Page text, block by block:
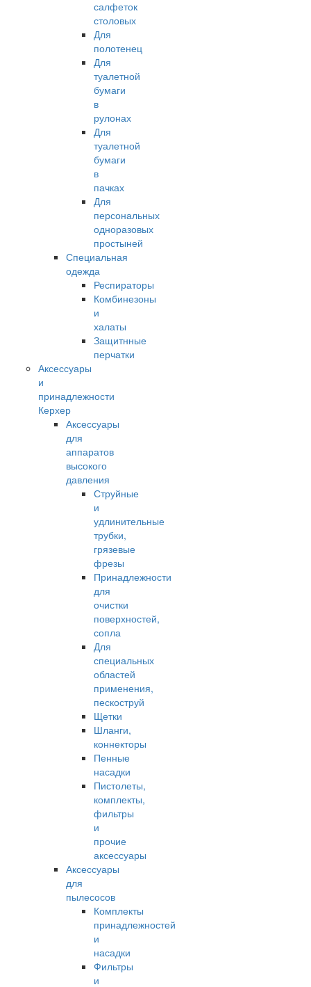
салфеток
столовых
Для
полотенец
Для
туалетной
бумаги
в
рулонах
Для
туалетной
бумаги
в
пачках
Для
персональных
одноразовых
простыней
Специальная
одежда
Респираторы
Комбинезоны
и
халаты
Защитнные
перчатки
Аксессуары
и
принадлежности
Керхер
Аксессуары
для
аппаратов
высокого
давления
Струйные
и
удлинительные
трубки,
грязевые
фрезы
Принадлежности
для
очистки
поверхностей,
сопла
Для
специальных
областей
применения,
пескоструй
Щетки
Шланги,
коннекторы
Пенные
насадки
Пистолеты,
комплекты,
фильтры
и
прочие
аксессуары
Аксессуары
для
пылесосов
Комплекты
принадлежностей
и
насадки
Фильтры
и